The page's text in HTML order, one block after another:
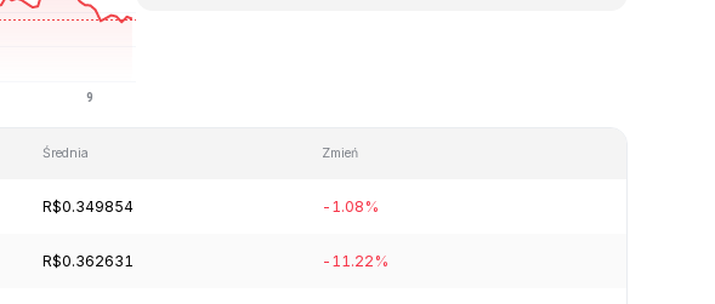
Średnia Zmień
R$0.349854 -1.08%
R$0.362631 -11.22%